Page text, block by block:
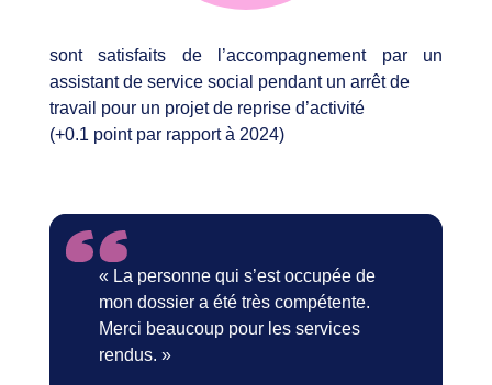
sont satisfaits de l’accompagnement par un
assistant de service social pendant un arrêt de
travail pour un projet de reprise d’activité
(+0.1 point par rapport à 2024)
« La personne qui s’est occupée de
mon dossier a été très compétente.
Merci beaucoup pour les services
rendus. »